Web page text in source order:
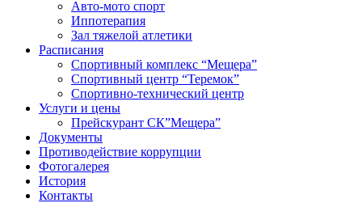
Авто-мото спорт
Иппотерапия
Зал тяжелой атлетики
Расписания
Спортивный комплекс “Мещера”
Спортивный центр “Теремок”
Спортивно-технический центр
Услуги и цены
Прейскурант СК”Мещера”
Документы
Противодействие коррупции
Фотогалерея
История
Контакты